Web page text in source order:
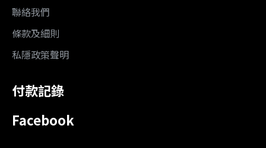
聯絡我們
條款及細則
私隱政策聲明
付款記錄
Facebook